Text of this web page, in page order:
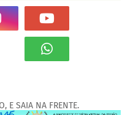
E SAIA NA FRENTE.